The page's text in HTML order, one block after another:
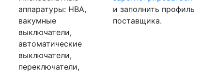
аппаратуры: НВА,
вакумные
выключатели,
автоматические
выключатели,
переключатели,
и заполнить профиль
поставщика.